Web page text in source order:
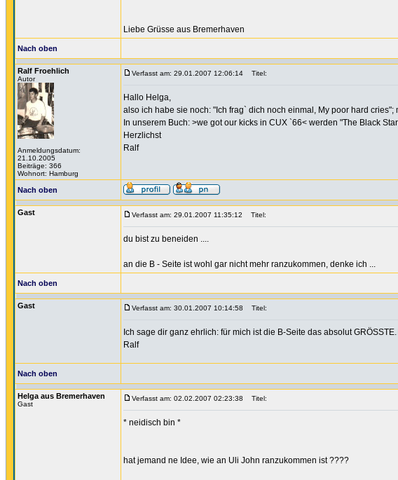
Liebe Grüsse aus Bremerhaven
Nach oben
Ralf Froehlich
Autor
Anmeldungsdatum:
21.10.2005
Beiträge: 366
Wohnort: Hamburg
Verfasst am: 29.01.2007 12:06:14 Titel:
Hallo Helga,
also ich habe sie noch: "Ich frag` dich noch einmal, My poor hard
In unserem Buch: >we got our kicks in CUX `66< werden "The Black
Herzlichst
Ralf
Nach oben
Gast Verfasst am: 29.01.2007 11:35:12 Titel:
du bist zu beneiden ....
an die B - Seite ist wohl gar nicht mehr ranzukommen, denke ich ...
Nach oben
Gast Verfasst am: 30.01.2007 10:14:58 Titel:
Ich sage dir ganz ehrlich: für mich ist die B-Seite das absolut
Ralf
Nach oben
Helga aus Bremerhaven
Gast
Verfasst am: 02.02.2007 02:23:38 Titel:
* neidisch bin *
hat jemand ne Idee, wie an Uli John ranzukommen ist ????